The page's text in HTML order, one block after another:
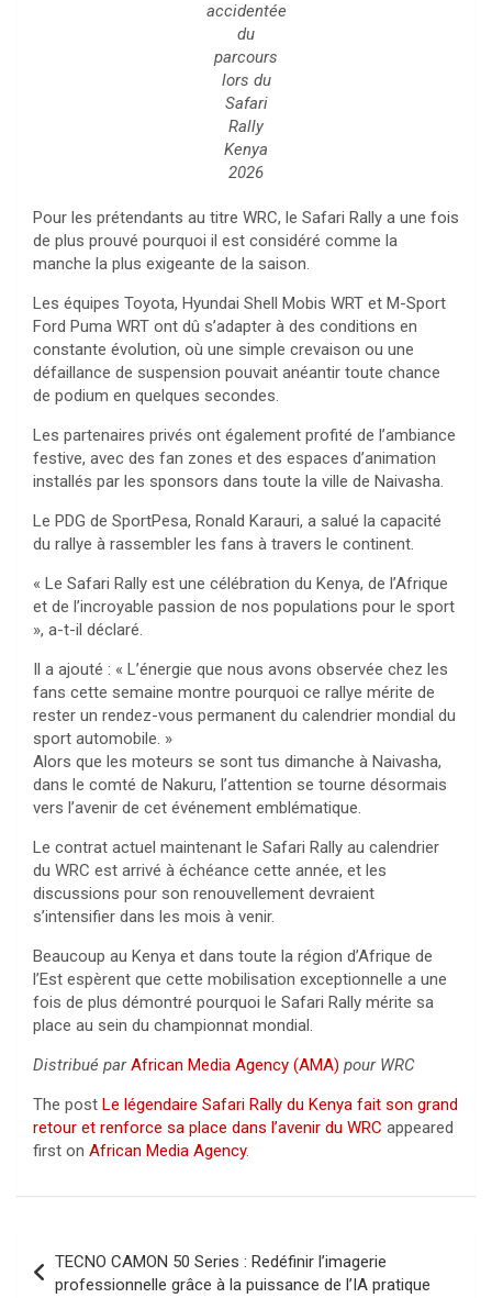
accidentée
du
parcours
lors du
Safari
Rally
Kenya
2026
Pour les prétendants au titre WRC, le Safari Rally a une fois
de plus prouvé pourquoi il est considéré comme la
manche la plus exigeante de la saison.
Les équipes Toyota, Hyundai Shell Mobis WRT et M-Sport
Ford Puma WRT ont dû s’adapter à des conditions en
constante évolution, où une simple crevaison ou une
défaillance de suspension pouvait anéantir toute chance
de podium en quelques secondes.
Les partenaires privés ont également profité de l’ambiance
festive, avec des fan zones et des espaces d’animation
installés par les sponsors dans toute la ville de Naivasha.
Le PDG de SportPesa, Ronald Karauri, a salué la capacité
du rallye à rassembler les fans à travers le continent.
« Le Safari Rally est une célébration du Kenya, de l’Afrique
et de l’incroyable passion de nos populations pour le sport
», a-t-il déclaré.
Il a ajouté : « L’énergie que nous avons observée chez les
fans cette semaine montre pourquoi ce rallye mérite de
rester un rendez-vous permanent du calendrier mondial du
sport automobile. »
Alors que les moteurs se sont tus dimanche à Naivasha,
dans le comté de Nakuru, l’attention se tourne désormais
vers l’avenir de cet événement emblématique.
Le contrat actuel maintenant le Safari Rally au calendrier
du WRC est arrivé à échéance cette année, et les
discussions pour son renouvellement devraient
s’intensifier dans les mois à venir.
Beaucoup au Kenya et dans toute la région d’Afrique de
l’Est espèrent que cette mobilisation exceptionnelle a une
fois de plus démontré pourquoi le Safari Rally mérite sa
place au sein du championnat mondial.
Distribué par African Media Agency (AMA) pour WRC
The post Le légendaire Safari Rally du Kenya fait son grand
retour et renforce sa place dans l’avenir du WRC appeared
first on African Media Agency.
de
TECNO CAMON 50 Series : Redéfinir l’imagerie
professionnelle grâce à la puissance de l’IA pratique